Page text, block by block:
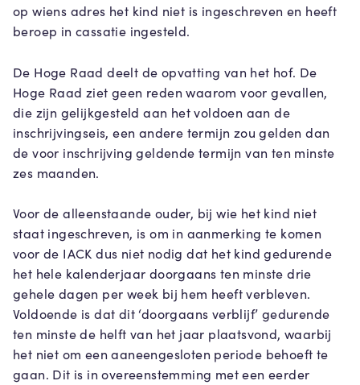
op wiens adres het kind niet is ingeschreven en heeft
beroep in cassatie ingesteld.
De Hoge Raad deelt de opvatting van het hof. De
Hoge Raad ziet geen reden waarom voor gevallen,
die zijn gelijkgesteld aan het voldoen aan de
inschrijvingseis, een andere termijn zou gelden dan
de voor inschrijving geldende termijn van ten minste
zes maanden.
Voor de alleenstaande ouder, bij wie het kind niet
staat ingeschreven, is om in aanmerking te komen
voor de IACK dus niet nodig dat het kind gedurende
het hele kalenderjaar doorgaans ten minste drie
gehele dagen per week bij hem heeft verbleven.
Voldoende is dat dit ‘doorgaans verblijf’ gedurende
ten minste de helft van het jaar plaatsvond, waarbij
het niet om een aaneengesloten periode behoeft te
gaan. Dit is in overeenstemming met een eerder